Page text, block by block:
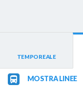
TEMPO REALE
MOSTRA LINEE